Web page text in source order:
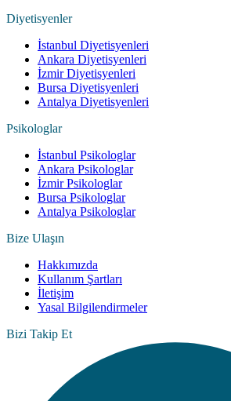
Diyetisyenler
İstanbul Diyetisyenleri
Ankara Diyetisyenleri
İzmir Diyetisyenleri
Bursa Diyetisyenleri
Antalya Diyetisyenleri
Psikologlar
İstanbul Psikologlar
Ankara Psikologlar
İzmir Psikologlar
Bursa Psikologlar
Antalya Psikologlar
Bize Ulaşın
Hakkımızda
Kullanım Şartları
İletişim
Yasal Bilgilendirmeler
Bizi Takip Et